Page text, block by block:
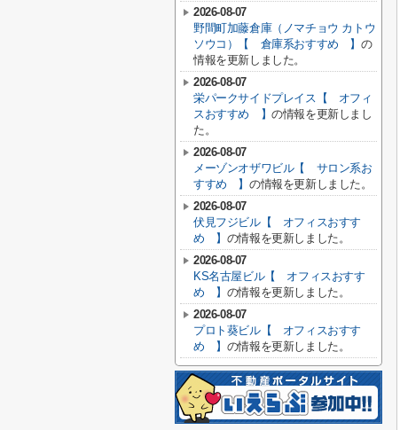
2026-08-07
野間町加藤倉庫（ノマチョウ カトウ
ソウコ）【 倉庫系おすすめ 】の
情報を更新しました。
2026-08-07
栄パークサイドプレイス【 オフィ
スおすすめ 】の情報を更新しまし
た。
2026-08-07
メーゾンオザワビル【 サロン系お
すすめ 】の情報を更新しました。
2026-08-07
伏見フジビル【 オフィスおすす
め 】 の情報を更新しました。
2026-08-07
KS名古屋ビル【 オフィスおすす
め 】 の情報を更新しました。
2026-08-07
プロト葵ビル【 オフィスおすす
め 】 の情報を更新しました。